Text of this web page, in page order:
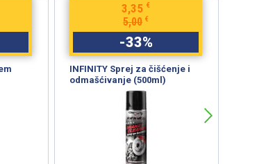
12,00
8,04 €
-33%
WD-40 (450ml) SmartStraw